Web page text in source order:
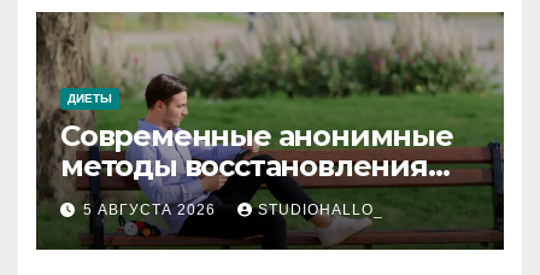
ДИЕТЫ
Современные анонимные
методы восстановления
при алкогольной
зависимости и
персональный подход
5 АВГУСТА 2026 STUDIOHALLO_